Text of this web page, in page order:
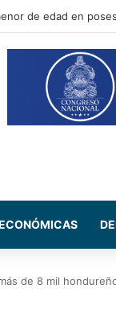
Asfura, participa en
de 8 mil